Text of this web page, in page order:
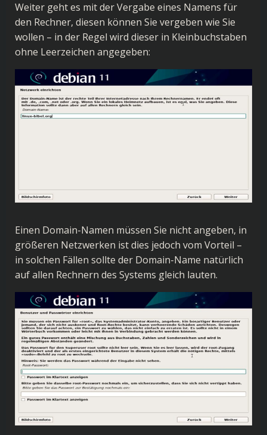
Weiter geht es mit der Vergabe eines Namens für
den Rechner, diesen können Sie vergeben wie Sie
wollen – in der Regel wird dieser in Kleinbuchstaben
ohne Leerzeichen angegeben:
Einen Domain-Namen müssen Sie nicht angeben, in
größeren Netzwerken ist dies jedoch vom Vorteil –
in solchen Fällen sollte der Domain-Name natürlich
auf allen Rechnern des Systems gleich lauten.